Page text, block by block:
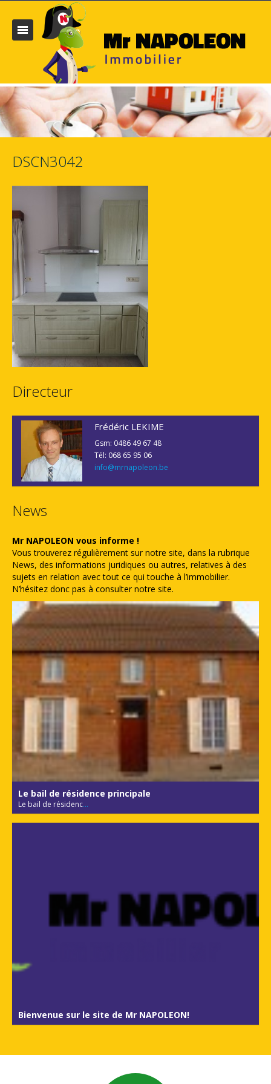
DSCN3042
Directeur
Frédéric LEKIME
Gsm: 0486 49 67 48
Tél: 068 65 95 06
info@mrnapoleon.be
News
Mr NAPOLEON vous informe !
Vous trouverez régulièrement sur notre site, dans la rubrique
News, des informations juridiques ou autres, relatives à des
sujets en relation avec tout ce qui touche à l’immobilier.
N’hésitez donc pas à consulter notre site.
Le bail de résidence principale
Le bail de résidenc...
Bienvenue sur le site de Mr NAPOLEON!